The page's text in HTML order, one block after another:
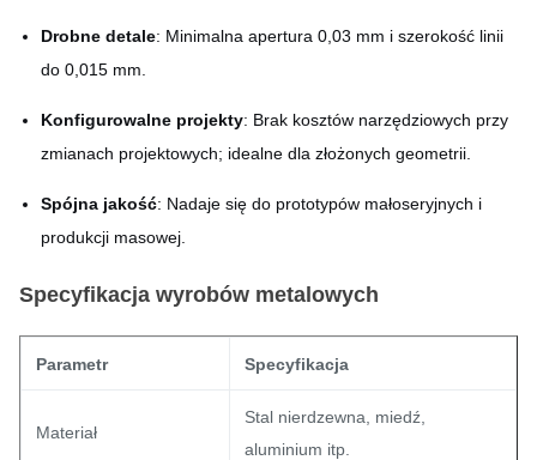
Drobne detale: Minimalna apertura 0,03 mm i szerokość linii
do 0,015 mm.
Konfigurowalne projekty: Brak kosztów narzędziowych przy
zmianach projektowych; idealne dla złożonych geometrii.
Spójna jakość: Nadaje się do prototypów małoseryjnych i
produkcji masowej.
Specyfikacja wyrobów metalowych
Parametr Specyfikacja
Materiał
Stal nierdzewna, miedź,
aluminium itp.